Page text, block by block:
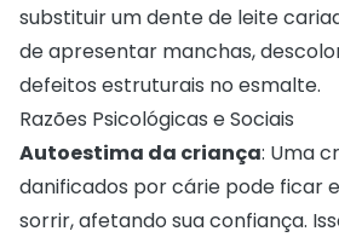
substituir um dente de leite
de apresentar manchas,
defeitos estruturais no esmalte.
Razões Psicológicas e Sociais
Autoestima da criança: Uma
danificados por cárie pode ficar
sorrir, afetando sua confiança.